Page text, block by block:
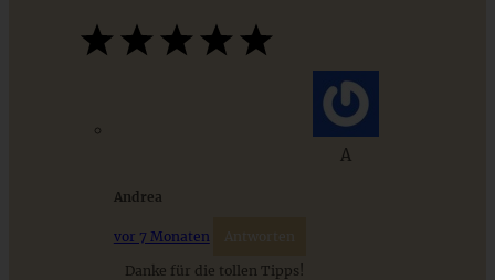
Veganes Bärlauch-Süppchen mit Erbsen
A
Andrea
vor 7 Monaten Antworten
Danke für die tollen Tipps!